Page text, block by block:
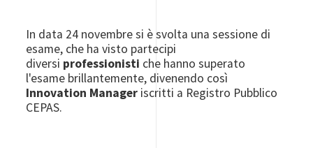
In data 24 novembre si è svolta una sessione di
esame, che ha visto partecipi
diversi professionisti che hanno superato
l'esame brillantemente, divenendo così
Innovation Manager iscritti a Registro Pubblico
CEPAS.